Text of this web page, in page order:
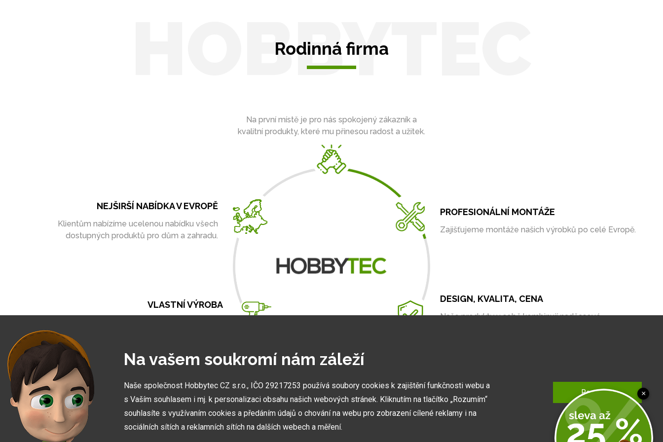
HOBBYTEC
Rodinná firma
Na první místě je pro nás spokojený zákazník a
kvalitní produkty, které mu přinesou radost a užitek.
PROFESIONÁLNÍ MONTÁŽE
Zajišťujeme montáže našich výrobků po celé Evropě.
DESIGN, KVALITA, CENA
Naše produkty v sobě kombinují nadčasové
NEJVĚTŠÍ SHOWROOMY
Stavíme ukázková centra abyste mohli vidět kvalitu
našich hliníkových staveb naživo.
VLASTNÍ VÝROBA
NEJŠIRŠÍ NABÍDKA V EVROPĚ
Klientům nabízíme ucelenou nabídku všech
dostupných produktů pro dům a zahradu.
Na vašem soukromí nám záleží
Naše společnost Hobbytec CZ s.r.o., IČO 29217253 používá soubory cookies k zajištění funkčnosti webu a
s Vaším souhlasem i mj. k personalizaci obsahu našich webových stránek. Kliknutím na tlačítko „Rozumím“
souhlasíte s využívaním cookies a předáním údajů o chování na webu pro zobrazení cílené reklamy i na
sociálních sítích a reklamních sítích na dalších webech a měření.
Rozumím
Podrobné nastavení
×